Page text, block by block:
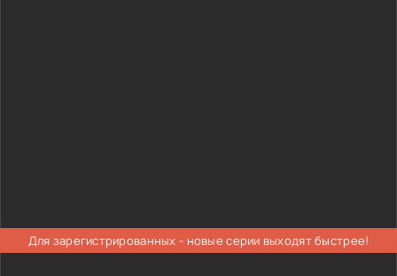
Для зарегистрированных - новые серии выходят быстрее!